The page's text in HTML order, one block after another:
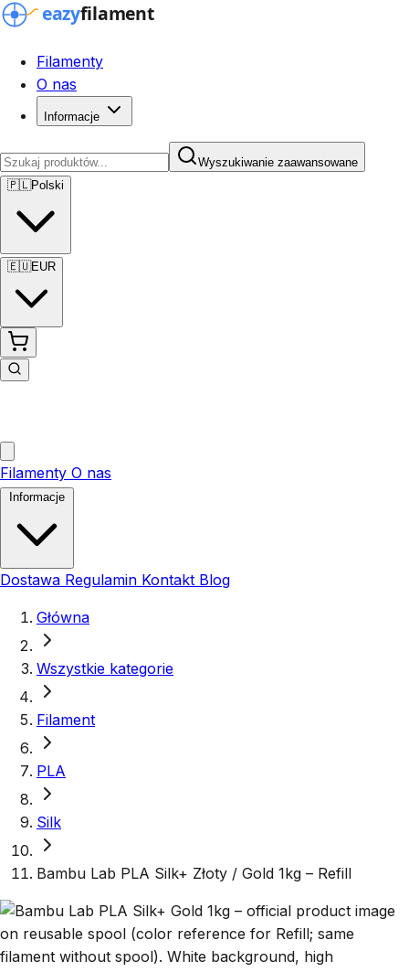
Filamenty
O nas
Informacje
Wyszukiwanie zaawansowane
🇵🇱Polski
🇪🇺EUR
Filamenty O nas
Dostawa Regulamin Kontakt Blog
Główna
Wszystkie kategorie
Filament
PLA
Silk
Bambu Lab PLA Silk+ Złoty / Gold 1kg – Refill